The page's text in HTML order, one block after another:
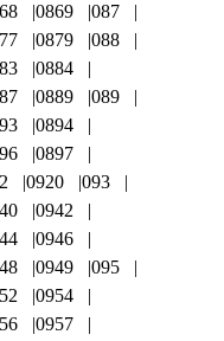
0869
087
0879
088
0884
0889
089
0894
0897
0920
093
0942
0946
0949
095
0954
0957